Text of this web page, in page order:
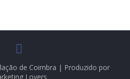
de Coimbra | Produzido por
Lovers